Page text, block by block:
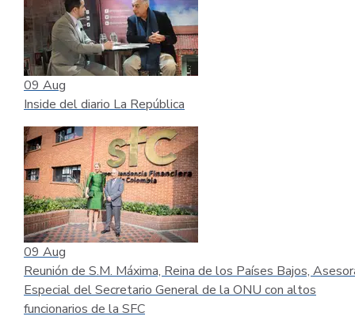
09 Aug
Inside del diario La República
09 Aug
Reunión de S.M. Máxima, Reina de los Países Bajos,
Especial del Secretario General de la ONU con altos
funcionarios de la SFC